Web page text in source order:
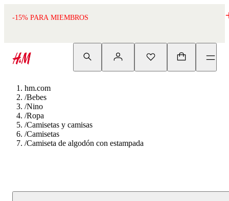
-15% PARA MIEMBROS
hm.com
/Bebes
/Nino
/Ropa
/Camisetas y camisas
/Camisetas
/Camiseta de algodón con estampada